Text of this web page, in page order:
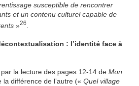
susceptible de rencontrer
et un contenu culturel capable de
»26
: l’identité face à
la lecture des pages 12-14 de Mon
la différence de l’autre (« Quel village